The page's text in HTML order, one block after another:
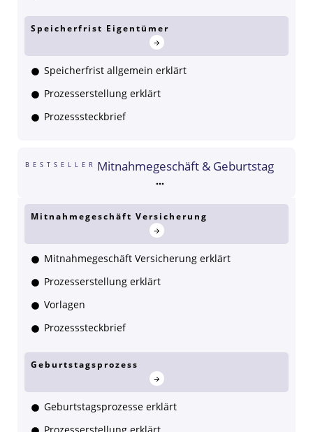
Speicherfrist Eigentümer
Speicherfrist allgemein erklärt
Prozesserstellung erklärt
Prozesssteckbrief
BESTSELLER Mitnahmegeschäft & Geburtstag
Mitnahmegeschäft Versicherung
Mitnahmegeschäft Versicherung erklärt
Prozesserstellung erklärt
Vorlagen
Prozesssteckbrief
Geburtstagsprozess
Geburtstagsprozesse erklärt
Prozesserstellung erklärt